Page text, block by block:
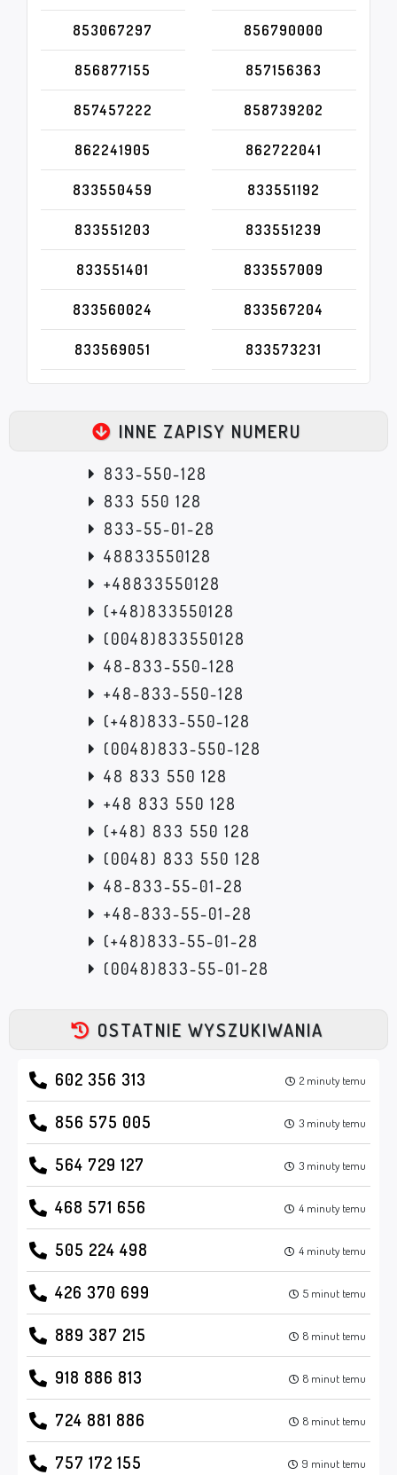
853067297 856790000
856877155 857156363
857457222 858739202
862241905 862722041
833550459 833551192
833551203 833551239
833551401 833557009
833560024 833567204
833569051 833573231
INNE ZAPISY NUMERU
833-550-128
833 550 128
833-55-01-28
48833550128
+48833550128
(+48)833550128
(0048)833550128
48-833-550-128
+48-833-550-128
(+48)833-550-128
(0048)833-550-128
48 833 550 128
+48 833 550 128
(+48) 833 550 128
(0048) 833 550 128
48-833-55-01-28
+48-833-55-01-28
(+48)833-55-01-28
(0048)833-55-01-28
OSTATNIE WYSZUKIWANIA
602 356 313 2 minuty temu
856 575 005 3 minuty temu
564 729 127 3 minuty temu
468 571 656 4 minuty temu
505 224 498 4 minuty temu
426 370 699 5 minut temu
889 387 215 8 minut temu
918 886 813 8 minut temu
724 881 886 8 minut temu
757 172 155 9 minut temu